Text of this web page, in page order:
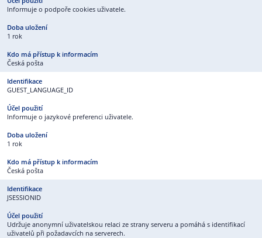
Informuje o podpoře cookies uživatele.
1 rok
Česká pošta
GUEST_LANGUAGE_ID
Informuje o jazykové preferenci uživatele.
1 rok
Česká pošta
JSESSIONID
Udržuje anonymní uživatelskou relaci ze strany serveru a pomáhá s identifikací
uživatelů při požadavcích na serverech.